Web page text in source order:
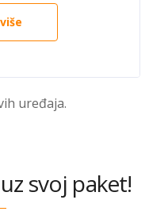
uređaja.
svoj paket!